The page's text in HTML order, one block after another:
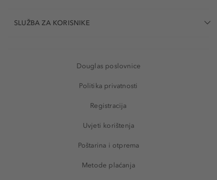
SLUŽBA ZA KORISNIKE
Douglas poslovnice
Politika privatnosti
Registracija
Uvjeti korištenja
Poštarina i otprema
Metode plaćanja